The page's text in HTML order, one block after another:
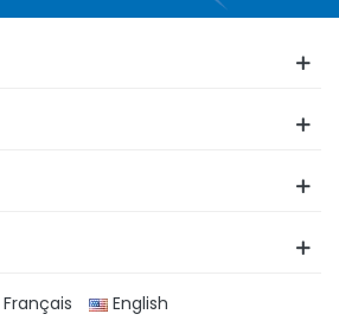
Français English